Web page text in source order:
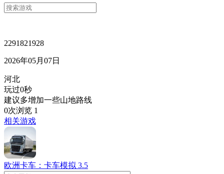
2291821928
2026年05月07日
河北
玩过0秒
建议多增加一些山地路线
0次浏览 1
相关游戏
欧洲卡车：卡车模拟 3.5